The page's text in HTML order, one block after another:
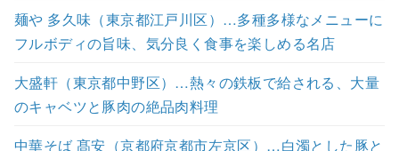
麺や 多久味（東京都江戸川区）…多種多様なメニューに
フルボディの旨味、気分良く食事を楽しめる名店
大盛軒（東京都中野区）…熱々の鉄板で給される、大量
のキャベツと豚肉の絶品肉料理
中華そば 髙安（京都府京都市左京区）…白濁とした豚と